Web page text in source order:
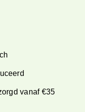
vanaf €35